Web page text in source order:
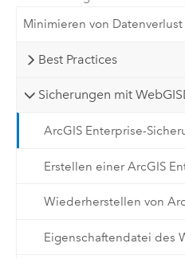
Minimieren von
Best Practices
Sicherungen mit
ArcGIS Enterprise-
Erstellen einer ArcGIS
Wiederherstellen von
Eigenschaftendatei des